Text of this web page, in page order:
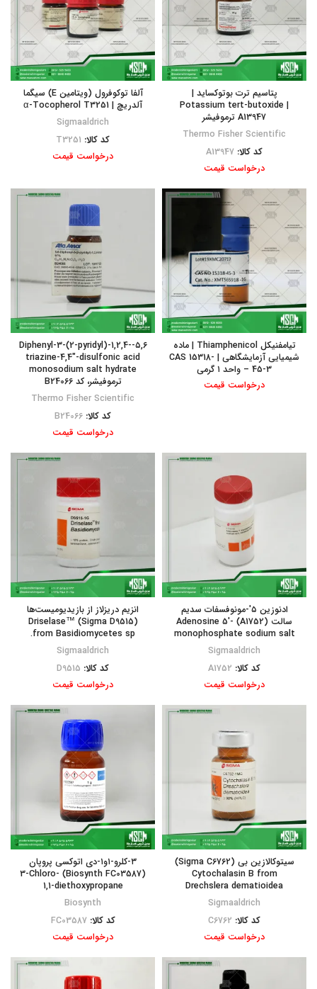
پتاسیم ترت بوتوکساید |
Potassium tert-butoxide |
A13947 ترموفیشر
Thermo Fisher Scientific
کد کالا: A13947
درخواست قیمت
آلفا توکوفرول (ویتامین E) سیگما
آلدریچ | α-Tocopherol T3251
Sigmaaldrich
کد کالا: T3251
درخواست قیمت
تیامفنیکل Thiamphenicol | ماده
شیمیایی آزمایشگاهی | CAS 15318-
45-3 – واحد ۱ گرمی
درخواست قیمت
۵,۶-Diphenyl-3-(2-pyridyl)-1,2,4-
triazine-4,4″-disulfonic acid
monosodium salt hydrate
ترموفیشر، کد B24066
Thermo Fisher Scientific
کد کالا: B24066
درخواست قیمت
ادنوزین ۵′-مونوفسفات سدیم
سالت (A1752) Adenosine 5′-
monophosphate sodium salt
Sigmaaldrich
کد کالا: A1752
درخواست قیمت
انزیم دریزلاز از بازیدیومیست‌‌ها
(Sigma D9515) Driselase™
from Basidiomycetes sp.
Sigmaaldrich
کد کالا: D9515
درخواست قیمت
سیتوکالازین بی (Sigma C6762)
Cytochalasin B from
Drechslera dematioidea
Sigmaaldrich
کد کالا: C6762
درخواست قیمت
۳-کلرو-۱و۱-دی اتوکسی پروپان
(Biosynth FC03587) 3-Chloro-
1,1-diethoxypropane
Biosynth
کد کالا:FC03587
درخواست قیمت